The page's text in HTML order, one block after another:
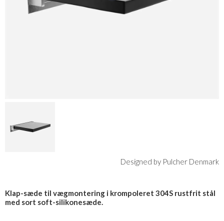
Designed by Pulcher Denmark
Klap-sæde til vægmontering i krompoleret 304S rustfrit stål
med sort soft-silikonesæde.